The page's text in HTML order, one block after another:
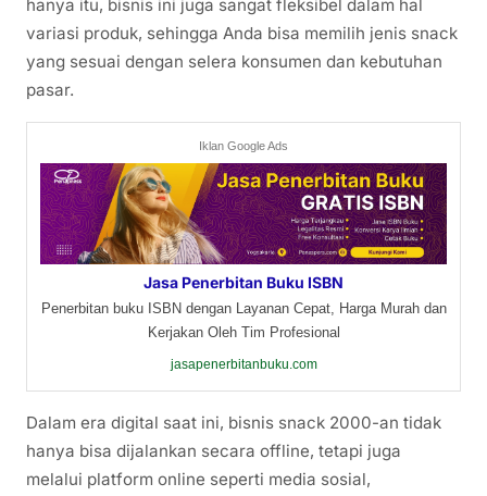
hanya itu, bisnis ini juga sangat fleksibel dalam hal
variasi produk, sehingga Anda bisa memilih jenis snack
yang sesuai dengan selera konsumen dan kebutuhan
pasar.
Iklan Google Ads
Jasa Penerbitan Buku ISBN
Penerbitan buku ISBN dengan Layanan Cepat, Harga Murah dan
Kerjakan Oleh Tim Profesional
jasapenerbitanbuku.com
Dalam era digital saat ini, bisnis snack 2000-an tidak
hanya bisa dijalankan secara offline, tetapi juga
melalui platform online seperti media sosial,